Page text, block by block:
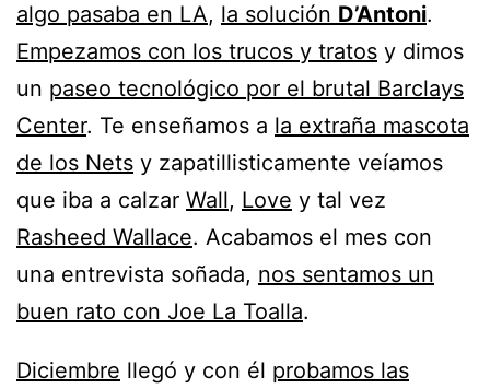
algo pasaba en LA, la solución D’Antoni.
Empezamos con los trucos y tratos y dimos
un paseo tecnológico por el brutal Barclays
Center. Te enseñamos a la extraña mascota
de los Nets y zapatillisticamente veíamos
que iba a calzar Wall, Love y tal vez
Rasheed Wallace. Acabamos el mes con
una entrevista soñada, nos sentamos un
buen rato con Joe La Toalla.
Diciembre llegó y con él probamos las